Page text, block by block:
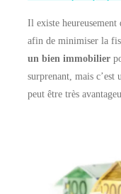
Il existe heureusement
afin de minimiser la
un bien immobilier
surprenant, mais
peut être très